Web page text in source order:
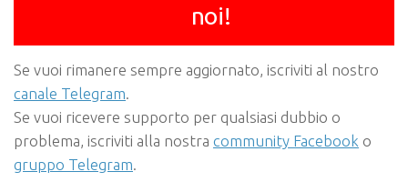
noi!
Se vuoi rimanere sempre aggiornato, iscriviti al nostro
canale Telegram.
Se vuoi ricevere supporto per qualsiasi dubbio o
problema, iscriviti alla nostra community Facebook o
gruppo Telegram.